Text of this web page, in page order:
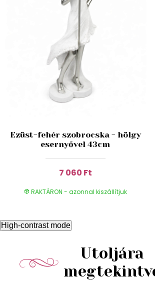
Ezüst-fehér szobrocska - hölgy
esernyővel 43cm
7 060 Ft
RAKTÁRON - azonnal kiszállítjuk
High-contrast mode
Utoljára